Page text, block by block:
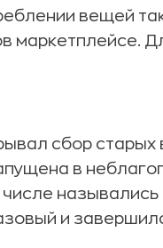
вещей
маркетплейсе.
сбор
в
числе
и